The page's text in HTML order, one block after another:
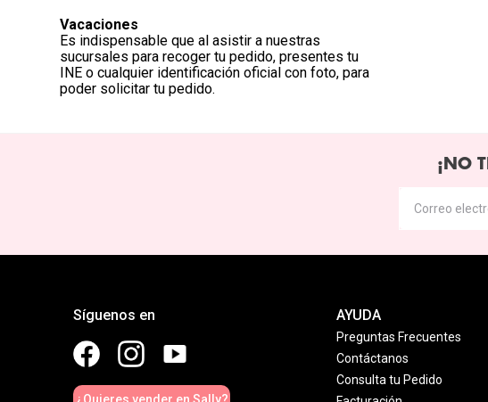
Vacaciones
Es indispensable que al asistir a nuestras
sucursales para recoger tu pedido, presentes tu
INE o cualquier identificación oficial con foto, para
poder solicitar tu pedido.
¡NO
Síguenos en AYUDA
Preguntas Frecuentes
Contáctanos
Consulta tu Pedido